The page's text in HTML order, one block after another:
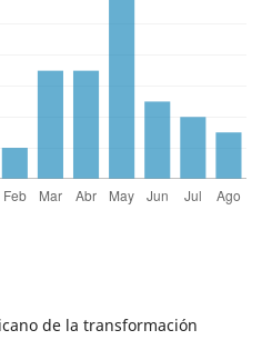
de la transformación